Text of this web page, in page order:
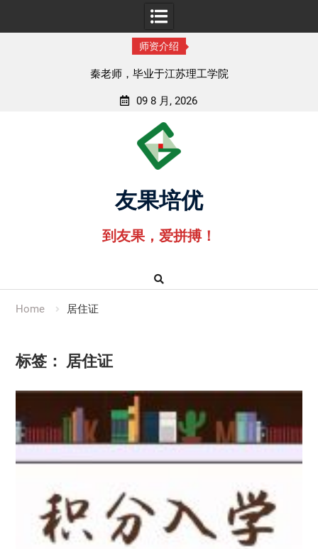
师资介绍
秦老师，毕业于江苏理工学院
09 8 月, 2026
友果培优
到友果，爱拼搏！
Home 居住证
标签： 居住证